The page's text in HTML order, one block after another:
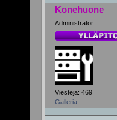
Konehuone
Administrator
Viestejä: 469
Galleria